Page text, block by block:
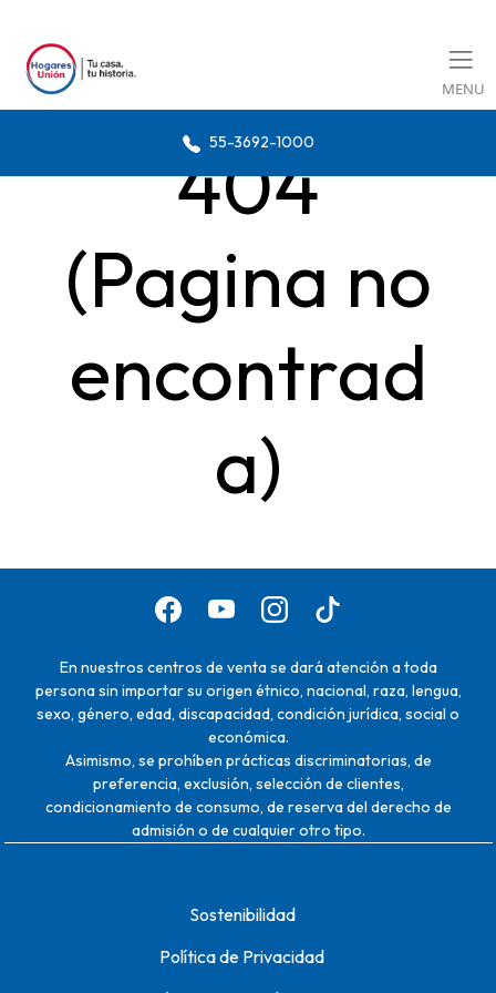
MENU
55-3692-1000
404
(Pagina no
encontrad
a)
En nuestros centros de venta se dará atención a toda
persona sin importar su origen étnico, nacional, raza, lengua,
sexo, género, edad, discapacidad, condición jurídica, social o
económica.
Asimismo, se prohíben prácticas discriminatorias, de
preferencia, exclusión, selección de clientes,
condicionamiento de consumo, de reserva del derecho de
admisión o de cualquier otro tipo.
Sostenibilidad
Política de Privacidad